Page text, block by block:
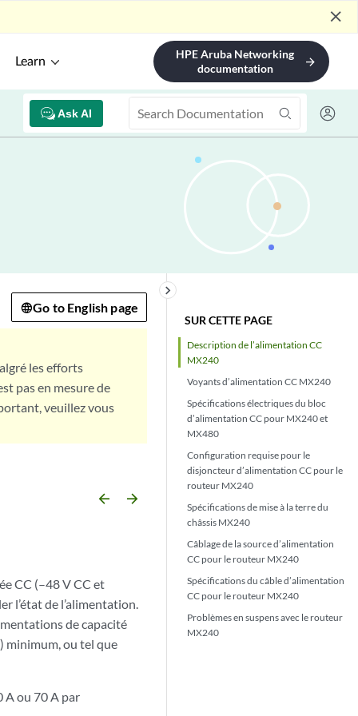
close
Learn
HPE Aruba Networking
documentation
arrow_forward
Ask AI
SUR CETTE PAGE
Description de l’alimentation CC
MX240
Voyants d’alimentation CC MX240
Spécifications électriques du bloc
d’alimentation CC pour MX240 et
MX480
Configuration requise pour le
disjoncteur d’alimentation CC pour le
routeur MX240
Spécifications de mise à la terre du
châssis MX240
Câblage de la source d’alimentation
CC pour le routeur MX240
Spécifications du câble d’alimentation
CC pour le routeur MX240
Problèmes en suspens avec le routeur
MX240
keyboard_arrow_right
Go to English page
les efforts
pas en mesure de
veuillez vous
arrow_backward arrow_forward
CC (–48 V CC et
l’état de l’alimentation.
de capacité
minimum, ou tel que
A ou 70 A par